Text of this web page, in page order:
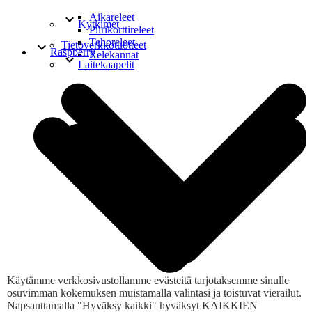
Aikareleet
Piirikorttireleet
Tehoreleet
Relekannat
keyboard_arrow_down Kytkimet
Mikrokytkimet
Vipukytkimet
Keinukytkimet
keyboard_arrow_downLiittimet
Tietoverkkotuotteet
keyboard_arrow_downLaitekaapelit
keyboard_arrow_downRaspberry
Käytämme verkkosivustollamme evästeitä tarjotaksemme sinulle
osuvimman kokemuksen muistamalla valintasi ja toistuvat vierailut.
Napsauttamalla "Hyväksy kaikki" hyväksyt KAIKKIEN